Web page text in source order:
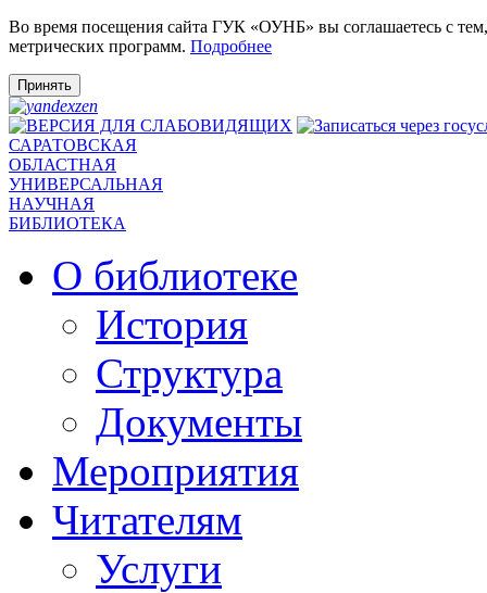
Во время посещения сайта ГУК «ОУНБ» вы соглашаетесь с
метрических программ. Подробнее
Принять
САРАТОВСКАЯ
ОБЛАСТНАЯ
УНИВЕРСАЛЬНАЯ
НАУЧНАЯ
БИБЛИОТЕКА
О библиотеке
История
Структура
Документы
Мероприятия
Читателям
Услуги